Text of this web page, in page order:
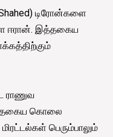
டிரோன்களை
ஈரான். இத்தகைய
ராணுவ
கொலை
பெரும்பாலும்